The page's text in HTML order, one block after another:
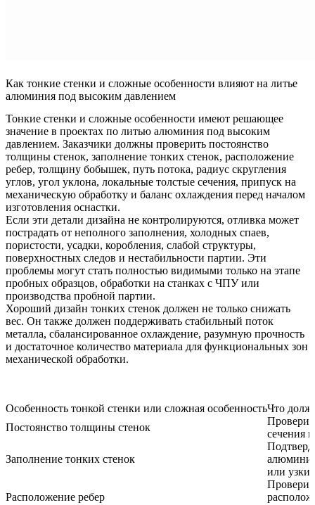
Как тонкие стенки и сложные особенности влияют на литье
алюминия под высоким давлением
Тонкие стенки и сложные особенности имеют решающее
значение в проектах по литью алюминия под высоким
давлением. Заказчики должны проверить постоянство
толщины стенок, заполнение тонких стенок, расположение
ребер, толщину бобышек, путь потока, радиус скругления
углов, угол уклона, локальные толстые сечения, припуск на
механическую обработку и баланс охлаждения перед началом
изготовления оснастки.
Если эти детали дизайна не контролируются, отливка может
пострадать от неполного заполнения, холодных спаев,
пористости, усадки, коробления, слабой структуры,
поверхностных следов и нестабильности партии. Эти
проблемы могут стать полностью видимыми только на этапе
пробных образцов, обработки на станках с ЧПУ или
производства пробной партии.
Хороший дизайн тонких стенок должен не только снижать
вес. Он также должен поддерживать стабильный поток
металла, сбалансированное охлаждение, разумную прочность
и достаточное количество материала для функциональных зон
механической обработки.
Особенность тонкой стенки или сложная особенностьЧто
Постоянство толщины стенок
сечения
Заполнение тонких стенок
или
Расположение ребер